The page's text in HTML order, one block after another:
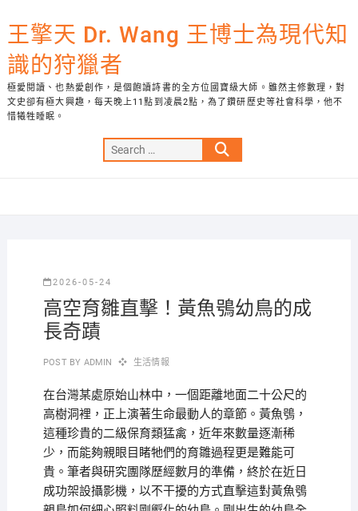
to
content
王擎天 Dr. Wang 王博士為現代知
識的狩獵者
極愛閱讀、也熱愛創作，是個飽讀詩書的全方位國寶級大師。雖然主修數理，對
文史卻有極大興趣，每天晚上11點到凌晨2點，為了鑽研歷史等社會科學，他不
惜犧牲睡眠。
Search
…
2026-05-24
高空育雛直擊！黃魚鴞幼鳥的成
長奇蹟
POST BY ADMIN 生活情報
在台灣某處原始山林中，一個距離地面二十公尺的
高樹洞裡，正上演著生命最動人的章節。黃魚鴞，
這種珍貴的二級保育類猛禽，近年來數量逐漸稀
少，而能夠親眼目睹牠們的育雛過程更是難能可
貴。筆者與研究團隊歷經數月的準備，終於在近日
成功架設攝影機，以不干擾的方式直擊這對黃魚鴞